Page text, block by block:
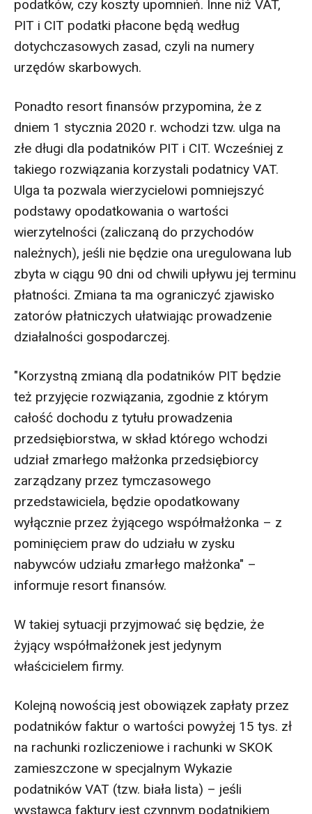
podatków, czy koszty upomnień. Inne niż VAT,
PIT i CIT podatki płacone będą według
dotychczasowych zasad, czyli na numery
urzędów skarbowych.
Ponadto resort finansów przypomina, że z
dniem 1 stycznia 2020 r. wchodzi tzw. ulga na
złe długi dla podatników PIT i CIT. Wcześniej z
takiego rozwiązania korzystali podatnicy VAT.
Ulga ta pozwala wierzycielowi pomniejszyć
podstawy opodatkowania o wartości
wierzytelności (zaliczaną do przychodów
należnych), jeśli nie będzie ona uregulowana lub
zbyta w ciągu 90 dni od chwili upływu jej terminu
płatności. Zmiana ta ma ograniczyć zjawisko
zatorów płatniczych ułatwiając prowadzenie
działalności gospodarczej.
"Korzystną zmianą dla podatników PIT będzie
też przyjęcie rozwiązania, zgodnie z którym
całość dochodu z tytułu prowadzenia
przedsiębiorstwa, w skład którego wchodzi
udział zmarłego małżonka przedsiębiorcy
zarządzany przez tymczasowego
przedstawiciela, będzie opodatkowany
wyłącznie przez żyjącego współmałżonka – z
pominięciem praw do udziału w zysku
nabywców udziału zmarłego małżonka" –
informuje resort finansów.
W takiej sytuacji przyjmować się będzie, że
żyjący współmałżonek jest jedynym
właścicielem firmy.
Kolejną nowością jest obowiązek zapłaty przez
podatników faktur o wartości powyżej 15 tys. zł
na rachunki rozliczeniowe i rachunki w SKOK
zamieszczone w specjalnym Wykazie
podatników VAT (tzw. biała lista) – jeśli
wystawca faktury jest czynnym podatnikiem